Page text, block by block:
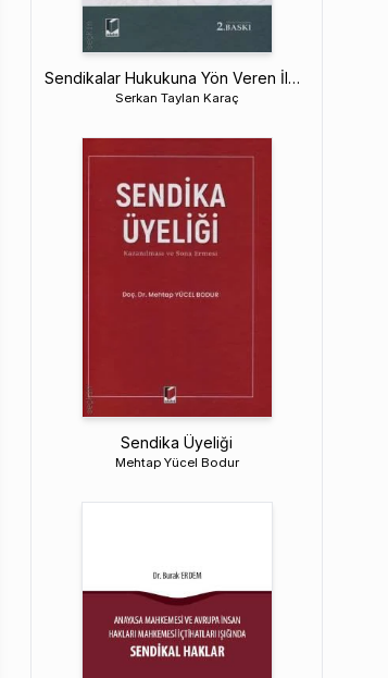
Sendikalar Hukukuna Yön Veren İlkeler
Serkan Taylan Karaç
Sendika Üyeliği
Mehtap Yücel Bodur